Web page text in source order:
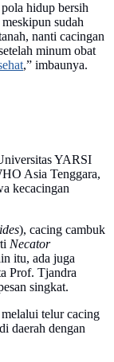
hidup bersih
sudah
nanti cacingan
minum obat
,” imbaunya.
YARSI
Asia Tenggara,
kecacingan
), cacing cambuk
Necator
itu, ada juga
Prof. Tjandra
singkat.
telur cacing
daerah dengan